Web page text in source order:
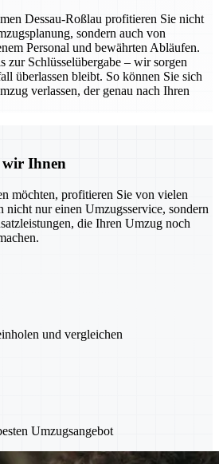
Dessau-Roßlau profitieren Sie nicht
sondern auch von
Personal und bewährten Abläufen.
zur Schlüsselübergabe – wir sorgen
überlassen bleibt. So können Sie sich
verlassen, der genau nach Ihren
wir Ihnen
möchten, profitieren Sie von vielen
nicht nur einen Umzugsservice, sondern
die Ihren Umzug noch
und vergleichen
Umzugsangebot